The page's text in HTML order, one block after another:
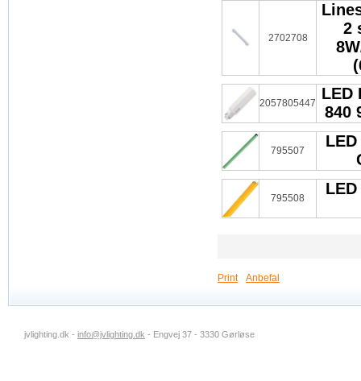
2702708
2
2057805447
LED
840
795507
795508
Print Anbefal
jvlighting.dk - info@jvlighting.dk - Engvej 37 - 3330 Gørløse